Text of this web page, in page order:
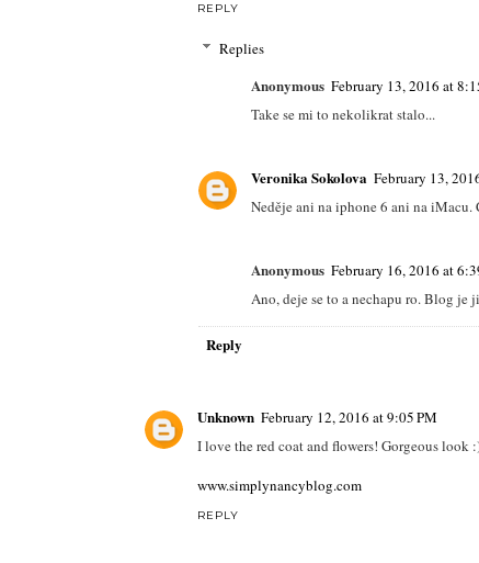
REPLY
Replies
Anonymous February 13, 2016 at
Take se mi to nekolikrat stalo...
Veronika Sokolova February 13,
Neděje ani na iphone 6 ani na
Anonymous February 16, 2016 at
Ano, deje se to a nechapu ro. Blog je
Reply
Unknown February 12, 2016 at 9:05 PM
I love the red coat and flowers! Gorgeous look
www.simplynancyblog.com
REPLY